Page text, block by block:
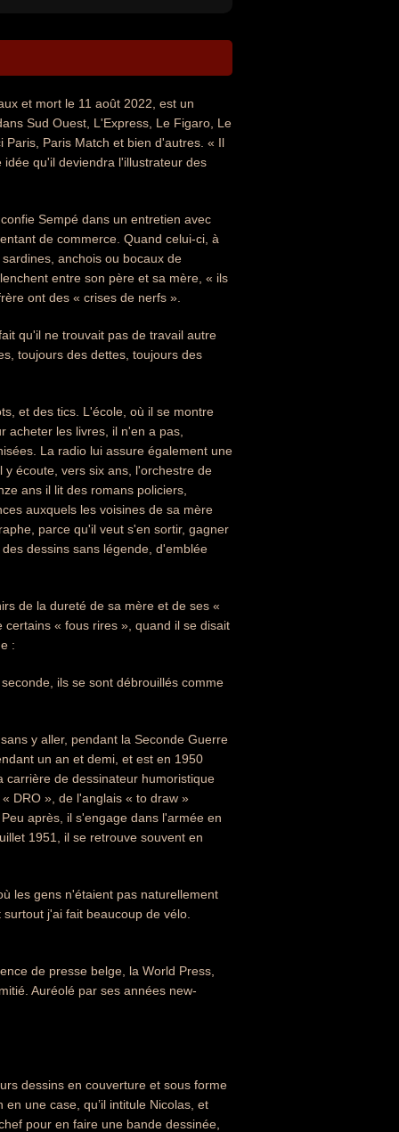
et mort le 11 août 2022, est un
Sud Ouest, L'Express, Le Figaro, Le
Paris, Paris Match et bien d'autres. « Il
qu'il deviendra l'illustrateur des
Sempé dans un entretien avec
de commerce. Quand celui-ci, à
anchois ou bocaux de
entre son père et sa mère, « ils
ont des « crises de nerfs ».
qu'il ne trouvait pas de travail autre
toujours des dettes, toujours des
et des tics. L'école, où il se montre
acheter les livres, il n'en a pas,
La radio lui assure également une
écoute, vers six ans, l'orchestre de
ans il lit des romans policiers,
auxquels les voisines de sa mère
parce qu'il veut s'en sortir, gagner
dessins sans légende, d'emblée
de la dureté de sa mère et de ses «
« fous rires », quand il se disait
:
ils se sont débrouillés comme
y aller, pendant la Seconde Guerre
un an et demi, et est en 1950
carrière de dessinateur humoristique
DRO », de l'anglais « to draw »
après, il s'engage dans l'armée en
1951, il se retrouve souvent en
les gens n'étaient pas naturellement
j'ai fait beaucoup de vélo.
de presse belge, la World Press,
Auréolé par ses années new-
dessins en couverture et sous forme
une case, qu’il intitule Nicolas, et
pour en faire une bande dessinée,